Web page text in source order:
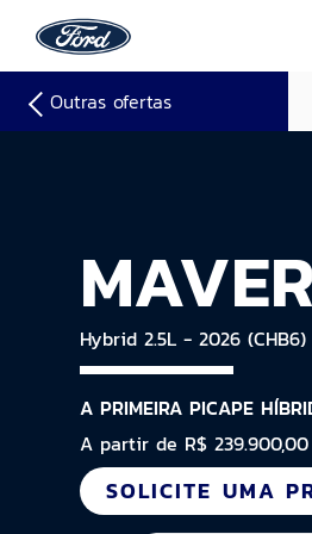
Outras ofertas
Hybrid 2.5L - 2026 (CHB6)
A PRIMEIRA PICAPE
A partir de R$
SOLICITE UMA